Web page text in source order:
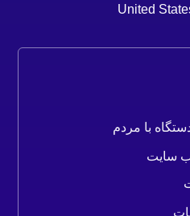
با مردم